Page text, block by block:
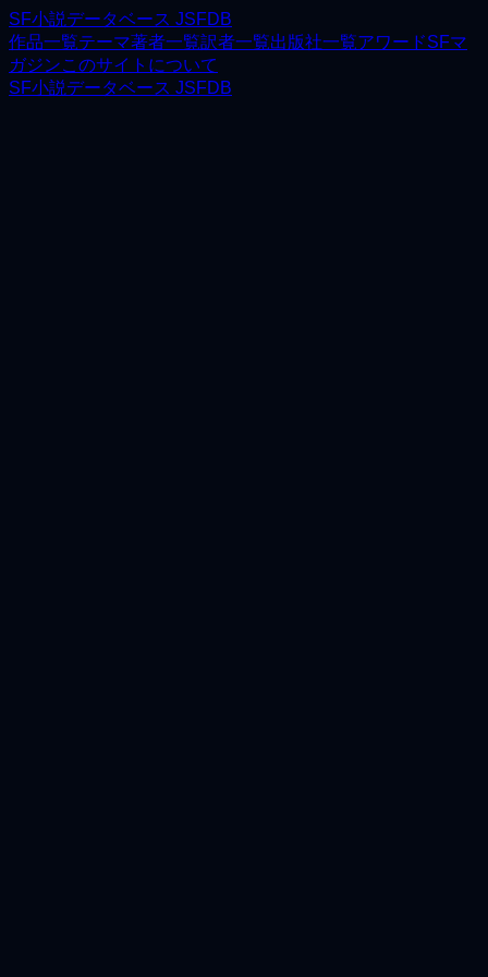
SF小説データベース JSFDB
作品一覧テーマ著者一覧訳者一覧出版社一覧アワードSFマ
ガジンこのサイトについて
SF小説データベース JSFDB